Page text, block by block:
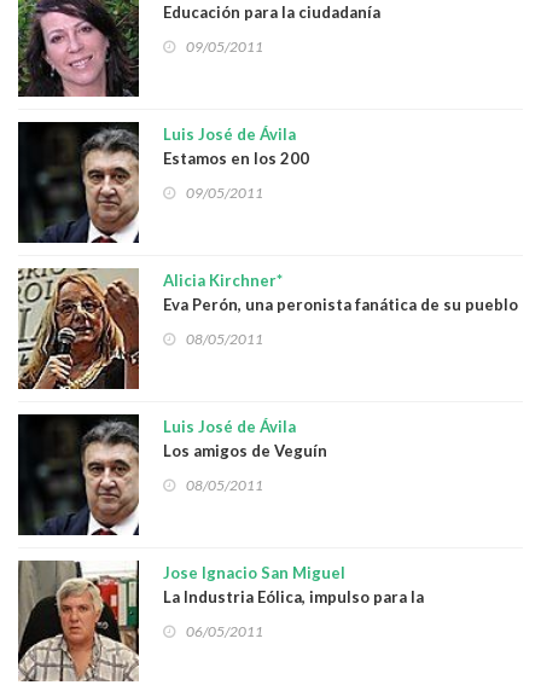
Educación para la ciudadanía
09/05/2011
Luis José de Ávila
Estamos en los 200
09/05/2011
Alicia Kirchner*
Eva Perón, una peronista fanática de su pueblo
08/05/2011
Luis José de Ávila
Los amigos de Veguín
08/05/2011
Jose Ignacio San Miguel
La Industria Eólica, impulso para la
sostenibilidad
06/05/2011